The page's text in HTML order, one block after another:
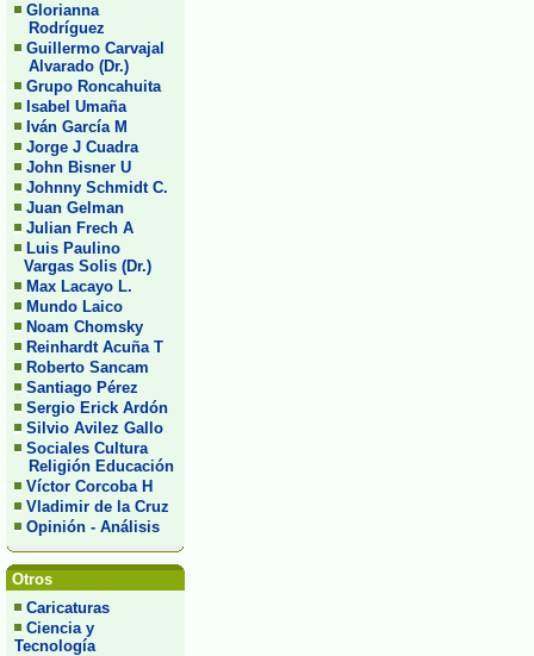
Glorianna
Rodríguez
Guillermo Carvajal
Alvarado (Dr.)
Grupo Roncahuita
Isabel Umaña
Iván García M
Jorge J Cuadra
John Bisner U
Johnny Schmidt C.
Juan Gelman
Julian Frech A
Luis Paulino
Vargas Solis (Dr.)
Max Lacayo L.
Mundo Laico
Noam Chomsky
Reinhardt Acuña T
Roberto Sancam
Santiago Pérez
Sergio Erick Ardón
Silvio Avilez Gallo
Sociales Cultura
Religión Educación
Víctor Corcoba H
Vladimir de la Cruz
Opinión - Análisis
Otros
Caricaturas
Ciencia y
Tecnología